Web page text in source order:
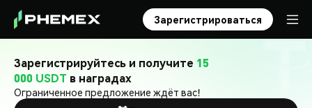
Зарегистрироваться
Зарегистрируйтесь и получите 15
000 USDT в наградах
Ограниченное предложение ждёт вас!